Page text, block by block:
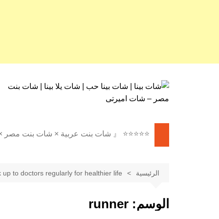
⭐⭐⭐⭐⭐ 『 شات بنت عربية × شات بنت مصر
× شات بنات مصر × شات بنت
مصر 』 ⭐⭐⭐⭐⭐
دردشة مصرية فورية 🌐 ✦
الرئيسية up to doctors regularly for healthier life
الوسم: runner